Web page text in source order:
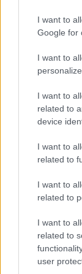
I want to
Google for
I want to
I want to
related to
device
I want to
related to
I want to
related to
I want to
related to
user
ΕΟΠΥΥ:
Τι
Τι